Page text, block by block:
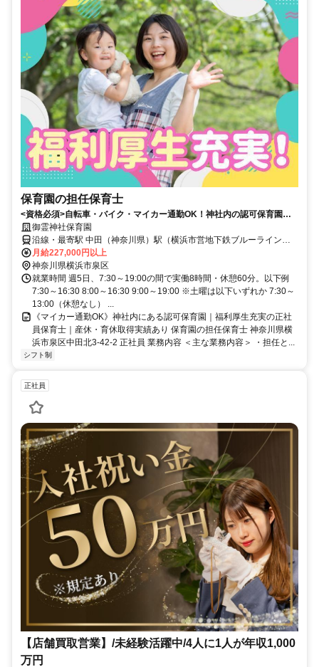
保育園の担任保育士
<資格必須>自転車・バイク・マイカー通勤OK！神社内の認可保育園で
正社員保育士を募集♪スポーツ観戦・コンサート・宿泊施設を割引利用で
きる福利厚生サービスあり。屋根付きテラスで雨の日も遊べる環境です♪
御霊神社保育園
沿線・最寄駅 中田（神奈川県）駅（横浜市営地下鉄ブルーライン）
より徒歩14分 立場駅（横浜市営地下鉄ブルーライン）より徒歩19分
弥生台駅（相鉄いずみ野線）より徒歩20分
月給227,000円以上
神奈川県横浜市泉区
就業時間 週5日、7:30～19:00の間で実働8時間・休憩60分。以下例
7:30～16:30 8:00～16:30 9:00～19:00 ※土曜は以下いずれか 7:30～
13:00（休憩なし） ...
《マイカー通勤OK》神社内にある認可保育園｜福利厚生充実の正社
員保育士｜産休・育休取得実績あり 保育園の担任保育士 神奈川県横
浜市泉区中田北3-42-2 正社員 業務内容 ＜主な業務内容＞ ・担任と...
シフト制
正社員
【店舗買取営業】/未経験活躍中/4人に1人が年収1,000
万円